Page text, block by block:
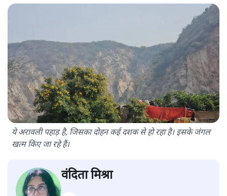
ये अरावली पहाड़ है, जिसका दोहन कई दशक से हो रहा है। इसके जंगल
खत्म किए जा रहे हैं।
वंदिता मिश्रा